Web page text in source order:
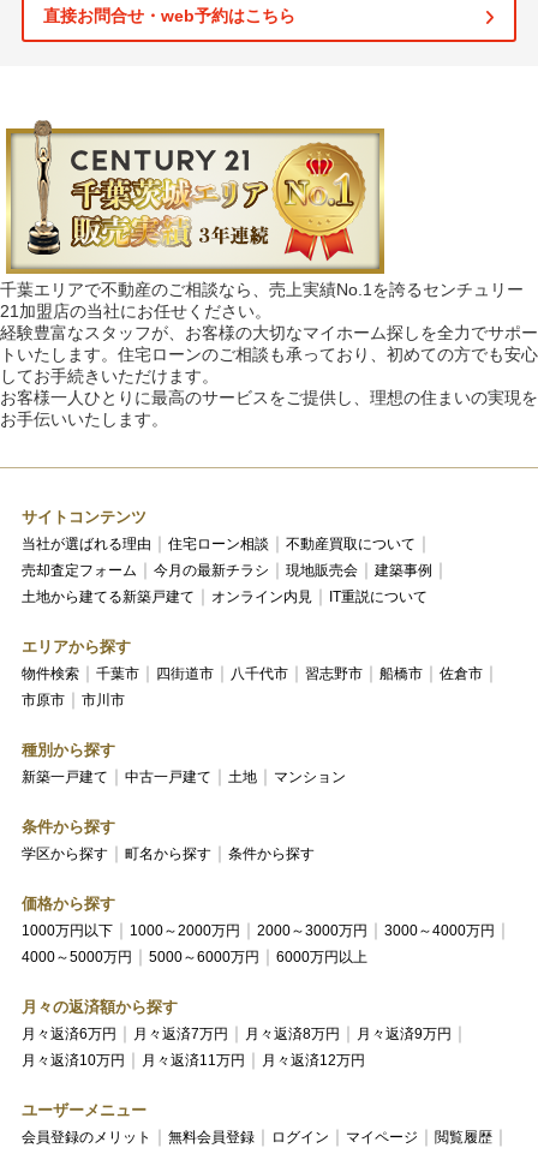
直接お問合せ・web予約はこちら
千葉エリアで不動産のご相談なら、売上実績No.1を誇るセンチュリー
21加盟店の当社にお任せください。
経験豊富なスタッフが、お客様の大切なマイホーム探しを全力でサポー
トいたします。住宅ローンのご相談も承っており、初めての方でも安心
してお手続きいただけます。
お客様一人ひとりに最高のサービスをご提供し、理想の住まいの実現を
お手伝いいたします。
サイトコンテンツ
当社が選ばれる理由 住宅ローン相談
不動産買取について
売却査定フォーム
今月の最新チラシ 現地販売会
建築事例
土地から建てる新築戸建て
オンライン内見 IT重説について
エリアから探す
物件検索 千葉市 四街道市 八千代市 習志野市 船橋市
佐倉市
市原市
市川市
種別から探す
新築一戸建て 中古一戸建て 土地 マンション
条件から探す
学区から探す 町名から探す 条件から探す
価格から探す
1000万円以下 1000～2000万円 2000～3000万円
3000～4000万円
4000～5000万円
5000～6000万円 6000万円以上
月々の返済額から探す
月々返済6万円 月々返済7万円 月々返済8万円
月々返済9万円
月々返済10万円
月々返済11万円 月々返済12万円
ユーザーメニュー
会員登録のメリット 無料会員登録 ログイン マイページ
閲覧履歴